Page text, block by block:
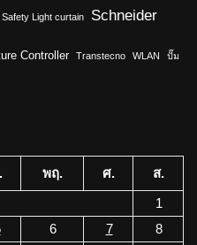
Safety Light curtain Schneider
Controller Transtecno WLAN ปั๊ม
พฤ. ศ.
ส.
1
6 7
8